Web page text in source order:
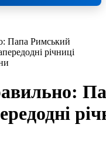
Папа Римський
річниці